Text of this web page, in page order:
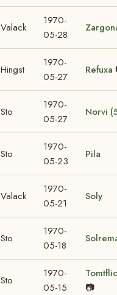
Valack
1970-
05-28
Hingst
1970-
05-27
Refuxa
Sto
1970-
05-27
Norvi
Sto
1970-
05-23
Pila
Valack
1970-
05-21
Soly
Sto
1970-
05-18
Sto
1970-
05-15
📷